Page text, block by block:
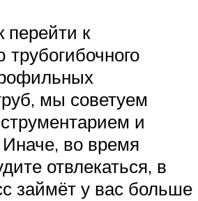
перейти к
трубогибочного
мы советуем
и
во время
отвлекаться, в
займёт у вас больше